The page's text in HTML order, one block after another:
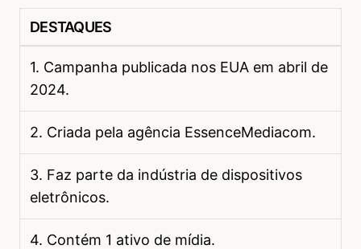
DESTAQUES
1. Campanha publicada nos EUA em abril de
2024.
2. Criada pela agência EssenceMediacom.
3. Faz parte da indústria de dispositivos
eletrônicos.
4. Contém 1 ativo de mídia.